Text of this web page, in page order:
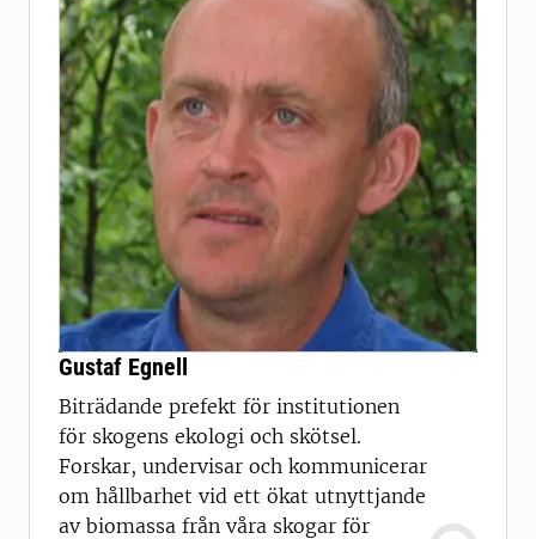
Gustaf Egnell
Biträdande prefekt för institutionen
för skogens ekologi och skötsel.
Forskar, undervisar och kommunicerar
om hållbarhet vid ett ökat utnyttjande
av biomassa från våra skogar för